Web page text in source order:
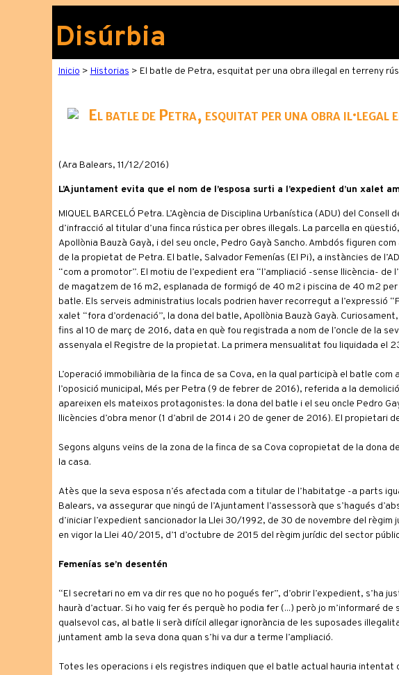
Disúrbia
Inicio > Historias > El batle de Petra, esquitat per una obra il·legal en terreny
El batle de Petra, esquitat per una obra il·legal
(Ara Balears, 11/12/2016)
L’Ajuntament evita que el nom de l’esposa surti a l’expedient d’un xalet
MIQUEL BARCELÓ Petra. L’Agència de Disciplina Urbanística (ADU) del
d’infracció al titular d’una finca rústica per obres il·legals. La parcel·la en
Apol·lònia Bauzà Gayà, i del seu oncle, Pedro Gayà Sancho. Ambdós figuren
de la propietat de Petra. El batle, Salvador Femenías (El Pi), a instàncies de
“com a promotor”. El motiu de l’expedient era “l’ampliació -sense llicència-
de magatzem de 16 m2, esplanada de formigó de 40 m2 i piscina de 40 m2
batle. Els serveis administratius locals podrien haver recorregut a l’expressió
xalet “fora d’ordenació”, la dona del batle, Apol·lònia Bauzà Gayà.
fins al 10 de març de 2016, data en què fou registrada a nom de l’oncle de la
assenyala el Registre de la propietat. La primera mensualitat fou liquidada el
L’operació immobiliària de la finca de sa Cova, en la qual participà el batle
l’oposició municipal, Més per Petra (9 de febrer de 2016), referida a la
apareixen els mateixos protagonistes: la dona del batle i el seu oncle Pedro
llicències d’obra menor (1 d’abril de 2014 i 20 de gener de 2016). El propietari
Segons alguns veïns de la zona de la finca de sa Cova copropietat de la dona
la casa.
Atès que la seva esposa n’és afectada com a titular de l’habitatge -a parts
Balears, va assegurar que ningú de l’Ajuntament l’assessorà que s’hagués
d’iniciar l’expedient sancionador la Llei 30/1992, de 30 de novembre del
en vigor la Llei 40/2015, d’1 d’octubre de 2015 del règim jurídic del sector
Femenías se’n desentén
“El secretari no em va dir res que no ho pogués fer”, d’obrir l’expedient, s’ha
haurà d’actuar. Si ho vaig fer és perquè ho podia fer (...) però jo m’informaré
qualsevol cas, al batle li serà difícil al·legar ignorància de les suposades
juntament amb la seva dona quan s’hi va dur a terme l’ampliació.
Totes les operacions i els registres indiquen que el batle actual hauria intentat